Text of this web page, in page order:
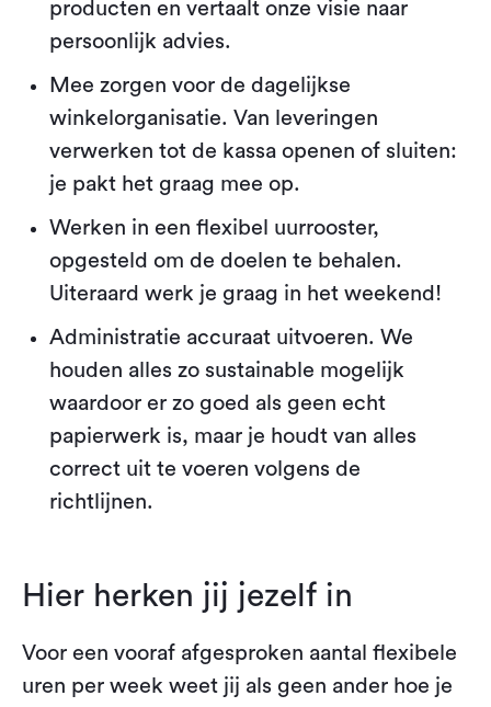
producten en vertaalt onze visie naar
persoonlijk advies.
Mee zorgen voor de dagelijkse
winkelorganisatie. Van leveringen
verwerken tot de kassa openen of sluiten:
je pakt het graag mee op.
Werken in een flexibel uurrooster,
opgesteld om de doelen te behalen.
Uiteraard werk je graag in het weekend!
Administratie accuraat uitvoeren. We
houden alles zo sustainable mogelijk
waardoor er zo goed als geen echt
papierwerk is, maar je houdt van alles
correct uit te voeren volgens de
richtlijnen.
Hier herken jij jezelf in
Voor een vooraf afgesproken aantal flexibele
uren per week weet jij als geen ander hoe je